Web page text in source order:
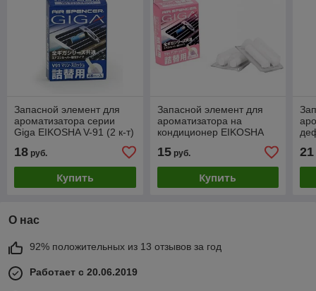
Запасной элемент для
ароматизатора серии
Giga EIKOSHA V-91 (2 к-т)
18 руб.
Купить
Запасной элемент для
ароматизатора на
кондиционер EIKOSHA
GIGA - AFTER SHOWER
T94
15руб.
Купить
21
О нас
92% положительных из 13 отзывов за год
Работает с 20.06.2019